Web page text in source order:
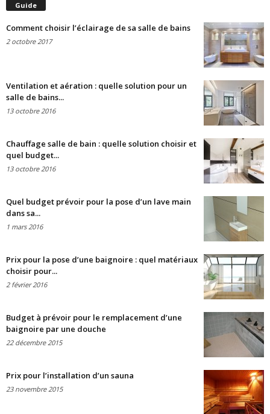
Guide
Comment choisir l’éclairage de sa salle de bains
2 octobre 2017
Ventilation et aération : quelle solution pour un
salle de bains...
13 octobre 2016
Chauffage salle de bain : quelle solution choisir et
quel budget...
13 octobre 2016
Quel budget prévoir pour la pose d’un lave main
dans sa...
1 mars 2016
Prix pour la pose d’une baignoire : quel matériaux
choisir pour...
2 février 2016
Budget à prévoir pour le remplacement d’une
baignoire par une douche
22 décembre 2015
Prix pour l’installation d’un sauna
23 novembre 2015